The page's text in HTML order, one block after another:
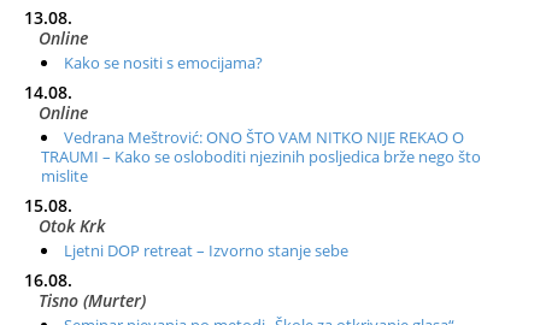
13.08.
Online
Kako se nositi s emocijama?
14.08.
Online
Vedrana Meštrović: ONO ŠTO VAM NITKO NIJE REKAO O
TRAUMI – Kako se osloboditi njezinih posljedica brže nego što
mislite
15.08.
Otok Krk
Ljetni DOP retreat – Izvorno stanje sebe
16.08.
Tisno (Murter)